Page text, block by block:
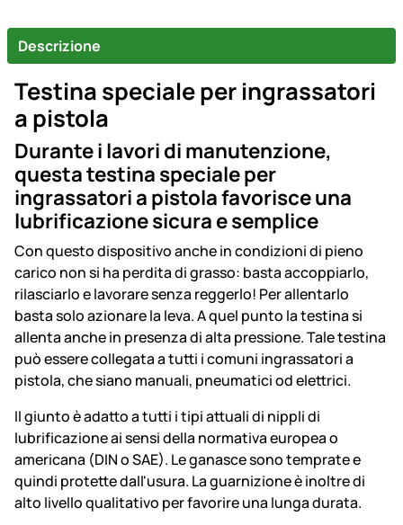
Descrizione
Testina speciale per ingrassatori
a pistola
Durante i lavori di manutenzione,
questa testina speciale per
ingrassatori a pistola favorisce una
lubrificazione sicura e semplice
Con questo dispositivo anche in condizioni di pieno
carico non si ha perdita di grasso: basta accoppiarlo,
rilasciarlo e lavorare senza reggerlo! Per allentarlo
basta solo azionare la leva. A quel punto la testina si
allenta anche in presenza di alta pressione. Tale testina
può essere collegata a tutti i comuni ingrassatori a
pistola, che siano manuali, pneumatici od elettrici.
Il giunto è adatto a tutti i tipi attuali di nippli di
lubrificazione ai sensi della normativa europea o
americana (DIN o SAE). Le ganasce sono temprate e
quindi protette dall'usura. La guarnizione è inoltre di
alto livello qualitativo per favorire una lunga durata.